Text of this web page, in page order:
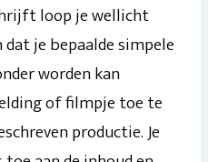
loop je wellicht
je bepaalde simpele
worden kan
of filmpje toe te
productie. Je